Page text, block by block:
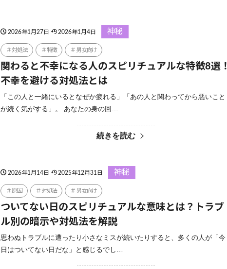
2026年1月27日 2026年1月4日 神秘
対処法 特徴 男女向け
関わると不幸になる人のスピリチュアルな特徴8選！
不幸を避ける対処法とは
「この人と一緒にいるとなぜか疲れる」「あの人と関わってから悪いこと
が続く気がする」。 あなたの身の回…
続きを読む
2026年1月14日 2025年12月31日 神秘
原因 対処法 男女向け
ついてない日のスピリチュアルな意味とは？トラブ
ル別の暗示や対処法を解説
思わぬトラブルに遭ったり小さなミスが続いたりすると、多くの人が「今
日はついてない日だな」と感じるでし…